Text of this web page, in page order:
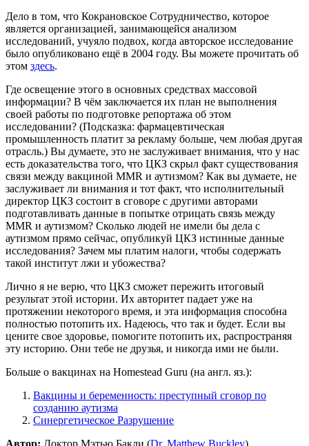
Дело в том, что Кокрановское Сотрудничество, которое
является организацией, занимающейся анализом
исследований, учуяло подвох, когда авторское исследование
было опубликовано ещё в 2004 году. Вы можете прочитать об
этом здесь.
Где освещение этого в основных средствах массовой
информации? В чём заключается их план не выполнения
своей работы по подготовке репортажа об этом
исследовании? (Подсказка: фармацевтическая
промышленность платит за рекламу больше, чем любая другая
отрасль.) Вы думаете, это не заслуживает внимания, что у нас
есть доказательства того, что ЦКЗ скрыл факт существования
связи между вакциной MMR и аутизмом? Как вы думаете, не
заслуживает ли внимания и тот факт, что исполнительный
директор ЦКЗ состоит в сговоре с другими авторами
подготавливать данные в попытке отрицать связь между
MMR и аутизмом? Сколько людей не имели бы дела с
аутизмом прямо сейчас, опубликуй ЦКЗ истинные данные
исследования? Зачем мы платим налоги, чтобы содержать
такой институт лжи и убожества?
Лично я не верю, что ЦКЗ сможет пережить итоговый
результат этой истории. Их авторитет падает уже на
протяжении некоторого время, и эта информация способна
полностью потопить их. Надеюсь, что так и будет. Если вы
цените свое здоровье, помогите потопить их, распространяя
эту историю. Они тебе не друзья, и никогда ими не были.
Больше о вакцинах на Homestead Guru (на англ. яз.):
Вакцины и беременность: преступный сговор по
созданию аутизма
Синергетическое Разрушение